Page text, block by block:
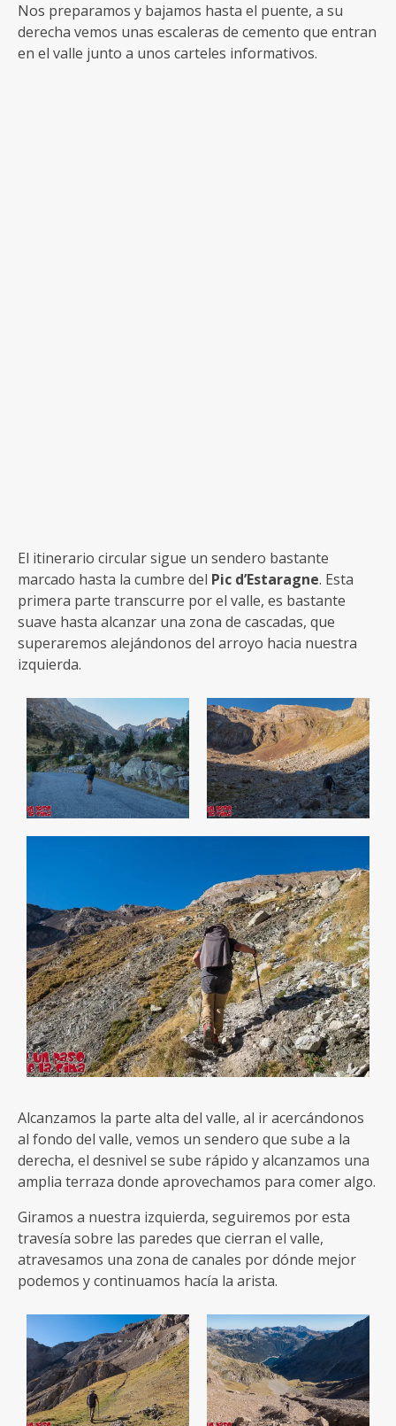
Nos preparamos y bajamos hasta el puente, a su
derecha vemos unas escaleras de cemento que entran
en el valle junto a unos carteles informativos.
El itinerario circular sigue un sendero bastante
marcado hasta la cumbre del Pic d’Estaragne. Esta
primera parte transcurre por el valle, es bastante
suave hasta alcanzar una zona de cascadas, que
superaremos alejándonos del arroyo hacia nuestra
izquierda.
Alcanzamos la parte alta del valle, al ir acercándonos
al fondo del valle, vemos un sendero que sube a la
derecha, el desnivel se sube rápido y alcanzamos una
amplia terraza donde aprovechamos para comer algo.
Giramos a nuestra izquierda, seguiremos por esta
travesía sobre las paredes que cierran el valle,
atravesamos una zona de canales por dónde mejor
podemos y continuamos hacía la arista.